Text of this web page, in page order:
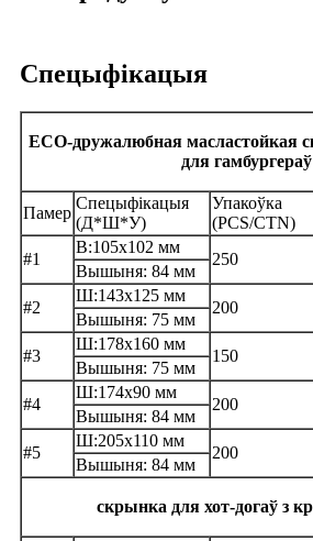
Спецыфікацыя
ECO-дружалюбная масластойкая
для гамбургераў
Памер
Спецыфікацыя
(Д*Ш*У)
Упакоўка
(PCS/CTN)
#1
B:105x102 мм
250
Вышыня: 84 мм
#2
Ш:143х125 мм
200
Вышыня: 75 мм
#3
Ш:178х160 мм
150
Вышыня: 75 мм
#4
Ш:174х90 мм
200
Вышыня: 84 мм
#5
Ш:205х110 мм
200
Вышыня: 84 мм
скрынка для хот-догаў з